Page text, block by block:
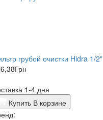
грубой очистки Hidra 1/2"
Грн
1-4 дня
Купить В корзине